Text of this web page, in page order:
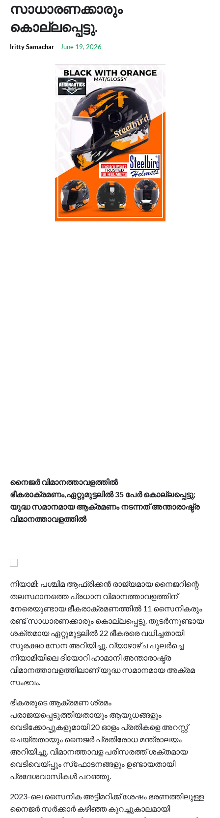
സാധാരണക്കാരും
കൊല്ലപ്പെട്ടു.
Iritty Samachar - June 19, 2026
നൈജര്‍ വിമാനത്താവളത്തില്‍
ഭീകരാക്രമണം,ഏറ്റുമുട്ടലില്‍ 35 പേര്‍ കൊല്ലപ്പെട്ടു;
യുദ്ധ സമാനമായ ആക്രമണം നടന്നത് അന്താരാഷ്ട്ര
വിമാനത്താവളത്തില്‍
നിയാമി: പശ്ചിമ ആഫ്രിക്കന്‍ രാജ്യമായ നൈജറിന്റെ
തലസ്ഥാനത്തെ പ്രധാന വിമാനത്താവളത്തിന്
നേരെയുണ്ടായ ഭീകരാക്രമണത്തില്‍ 11 സൈനികരും
രണ്ട് സാധാരണക്കാരും കൊല്ലപ്പെട്ടു. തുടര്‍ന്നുണ്ടായ
ശക്തമായ ഏറ്റുമുട്ടലില്‍ 22 ഭീകരരെ വധിച്ചതായി
സുരക്ഷാ സേന അറിയിച്ചു. വ്യാഴാഴ്ച പുലര്‍ച്ചെ
നിയാമിയിലെ ദിയോറി ഹാമാനി അന്താരാഷ്ട്ര
വിമാനത്താവളത്തിലാണ് യുദ്ധ സമാനമായ അക്രമ
സംഭവം.
ഭീകരരുടെ ആക്രമണ ശ്രമം
പരാജയപ്പെടുത്തിയതായും ആയുധങ്ങളും
വെടിക്കോപ്പുകളുമായി 20 ഓളം പ്രതികളെ അറസ്റ്റ്
ചെയ്തതായും നൈജര്‍ പ്രതിരോധ മന്ത്രാലയം
അറിയിച്ചു. വിമാനത്താവള പരിസരത്ത് ശക്തമായ
വെടിവെയ്പ്പും സ്‌ഫോടനങ്ങളും ഉണ്ടായതായി
പ്രദേശവാസികള്‍ പറഞ്ഞു.
2023-ലെ സൈനിക അട്ടിമറിക്ക് ശേഷം ഭരണത്തിലുള്ള
നൈജര്‍ സര്‍ക്കാര്‍ കഴിഞ്ഞ കുറച്ചുകാലമായി